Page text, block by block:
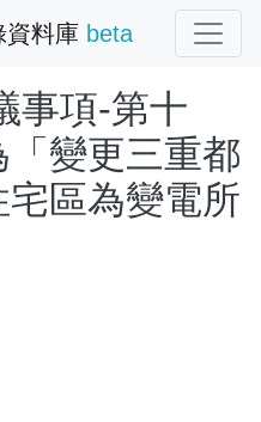
資料庫 beta
事項-第十
變更三重都
區為變電所